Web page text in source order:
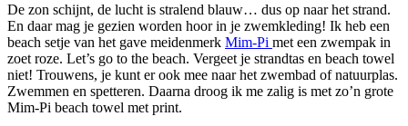
De zon schijnt, de lucht is stralend blauw… dus op naar het strand.
En daar mag je gezien worden hoor in je zwemkleding! Ik heb een
beach setje van het gave meidenmerk Mim-Pi met een zwempak in
zoet roze. Let’s go to the beach. Vergeet je strandtas en beach towel
niet! Trouwens, je kunt er ook mee naar het zwembad of natuurplas.
Zwemmen en spetteren. Daarna droog ik me zalig is met zo’n grote
Mim-Pi beach towel met print.